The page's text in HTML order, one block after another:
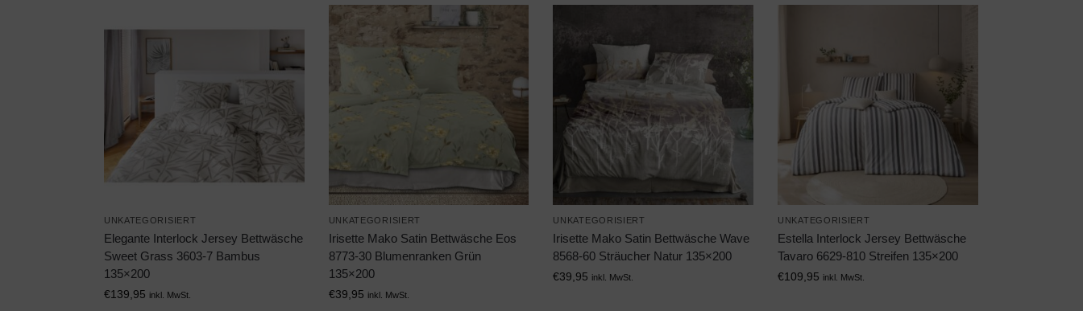
UNKATEGORISIERT
Elegante Interlock Jersey Bettwäsche
Sweet Grass 3603-7 Bambus
135×200
€139,95 inkl. MwSt.
UNKATEGORISIERT
Irisette Mako Satin Bettwäsche Eos
8773-30 Blumenranken Grün
135×200
€39,95 inkl. MwSt.
UNKATEGORISIERT
Irisette Mako Satin Bettwäsche Wave
8568-60 Sträucher Natur 135×200
€39,95 inkl. MwSt.
UNKATEGORISIERT
Estella Interlock Jersey Bettwäsche
Tavaro 6629-810 Streifen 135×200
€109,95 inkl. MwSt.